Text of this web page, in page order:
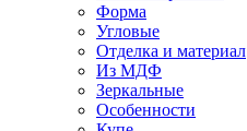
Форма
Угловые
Отделка и материал
Из МДФ
Зеркальные
Особенности